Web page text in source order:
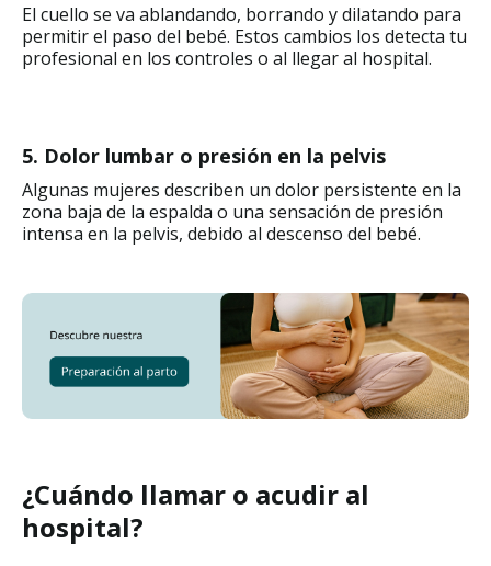
El cuello se va ablandando, borrando y dilatando para
permitir el paso del bebé. Estos cambios los detecta tu
profesional en los controles o al llegar al hospital.
5. Dolor lumbar o presión en la pelvis
Algunas mujeres describen un dolor persistente en la
zona baja de la espalda o una sensación de presión
intensa en la pelvis, debido al descenso del bebé.
¿Cuándo llamar o acudir al
hospital?